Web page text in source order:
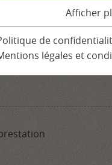
Afficher
de
légales et
vacances de bien-être
à Ludinmühle
expérience de